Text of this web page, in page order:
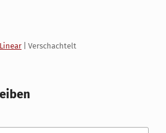
Linear | Verschachtelt